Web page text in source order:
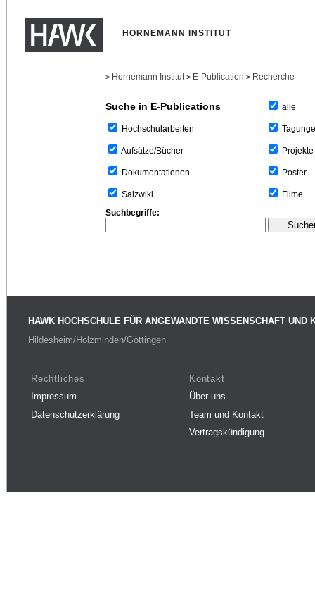
HORNEMANN INSTITUT
> Hornemann Institut > E-Publication > Recherche
Suche in E-Publications
Hochschularbeiten
Aufsätze/Bücher
Dokumentationen
Salzwiki
alle
Projekte
Poster
Filme
Suchbegriffe:
HAWK HOCHSCHULE FÜR ANGEWANDTE WISSENSCHAFT UND
Hildesheim/Holzminden/Göttingen
Rechtliches
Impressum
Datenschutzerklärung
Kontakt
Über uns
Team und Kontakt
Vertragskündigung